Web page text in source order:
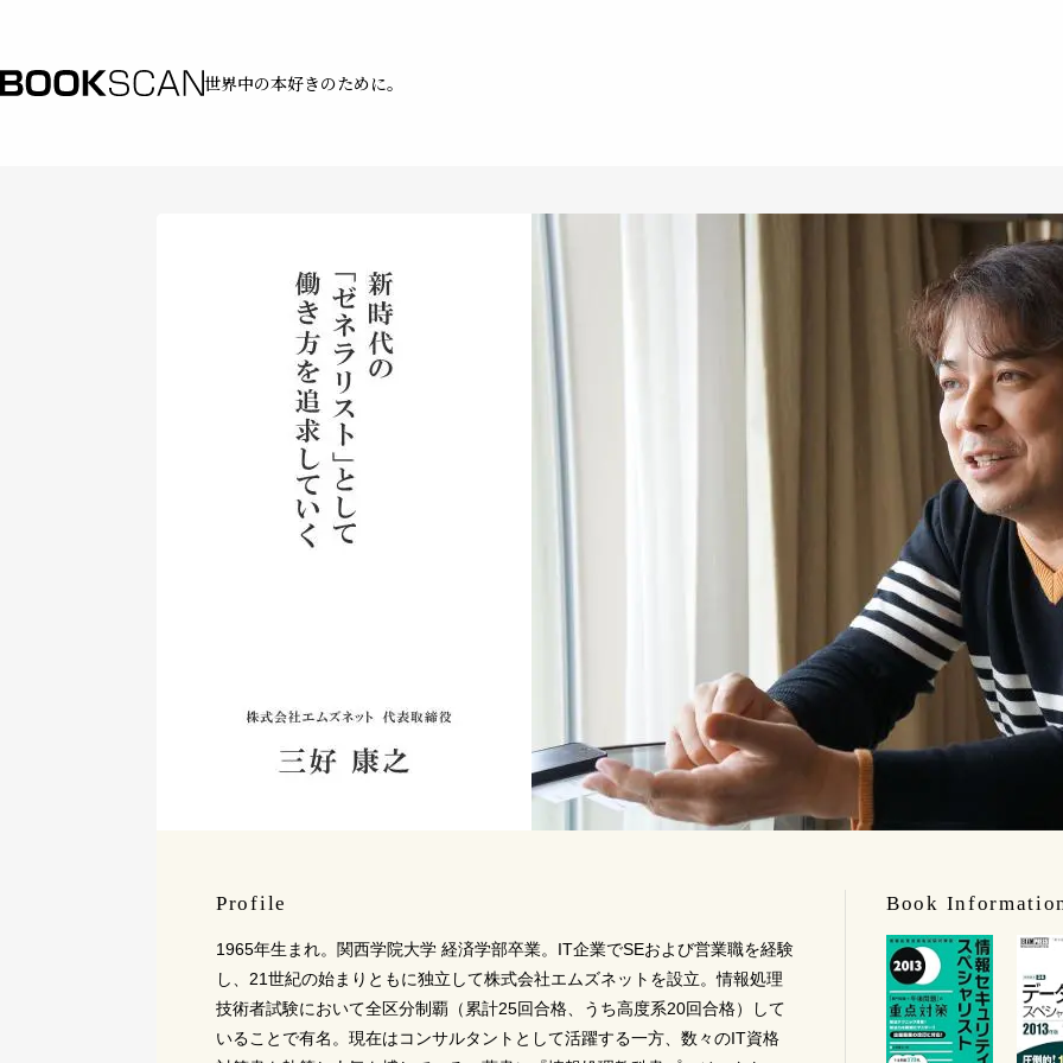
世界中の本好きのために。
Profile
1965年生まれ。関西学院大学 経済学部卒業。IT企業でSEおよび営業職を経験
し、21世紀の始まりともに独立して株式会社エムズネットを設立。情報処理
技術者試験において全区分制覇（累計25回合格、うち高度系20回合格）して
いることで有名。現在はコンサルタントとして活躍する一方、数々のIT資格
Book